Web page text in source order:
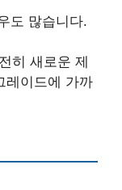
도 많습니다.
히 새로운 제
레이드에 가까